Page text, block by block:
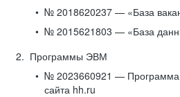
№ 2018620237 — «База
№ 2015621803 — «База
Программы ЭВМ
№ 2023660921 — Программа
сайта hh.ru